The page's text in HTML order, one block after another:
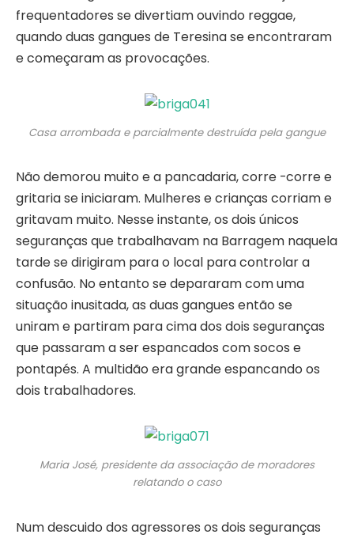
frequentadores se divertiam ouvindo reggae,
quando duas gangues de Teresina se encontraram
e começaram as provocações.
Casa arrombada e parcialmente destruída pela gangue
Não demorou muito e a pancadaria, corre -corre e
gritaria se iniciaram. Mulheres e crianças corriam e
gritavam muito. Nesse instante, os dois únicos
seguranças que trabalhavam na Barragem naquela
tarde se dirigiram para o local para controlar a
confusão. No entanto se depararam com uma
situação inusitada, as duas gangues então se
uniram e partiram para cima dos dois seguranças
que passaram a ser espancados com socos e
pontapés. A multidão era grande espancando os
dois trabalhadores.
Maria José, presidente da associação de moradores
relatando o caso
Num descuido dos agressores os dois seguranças